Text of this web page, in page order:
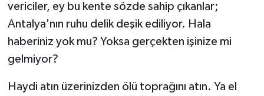
vericiler, ey bu kente sözde sahip çıkanlar;
Antalya'nın ruhu delik deşik ediliyor. Hala
haberiniz yok mu? Yoksa gerçekten işinize mi
gelmiyor?
Haydi atın üzerinizden ölü toprağını atın. Ya el